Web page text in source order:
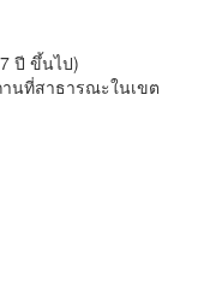
ปี ขึ้นไป)
นที่สาธารณะในเขต